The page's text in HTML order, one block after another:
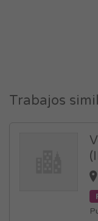
Trabajos